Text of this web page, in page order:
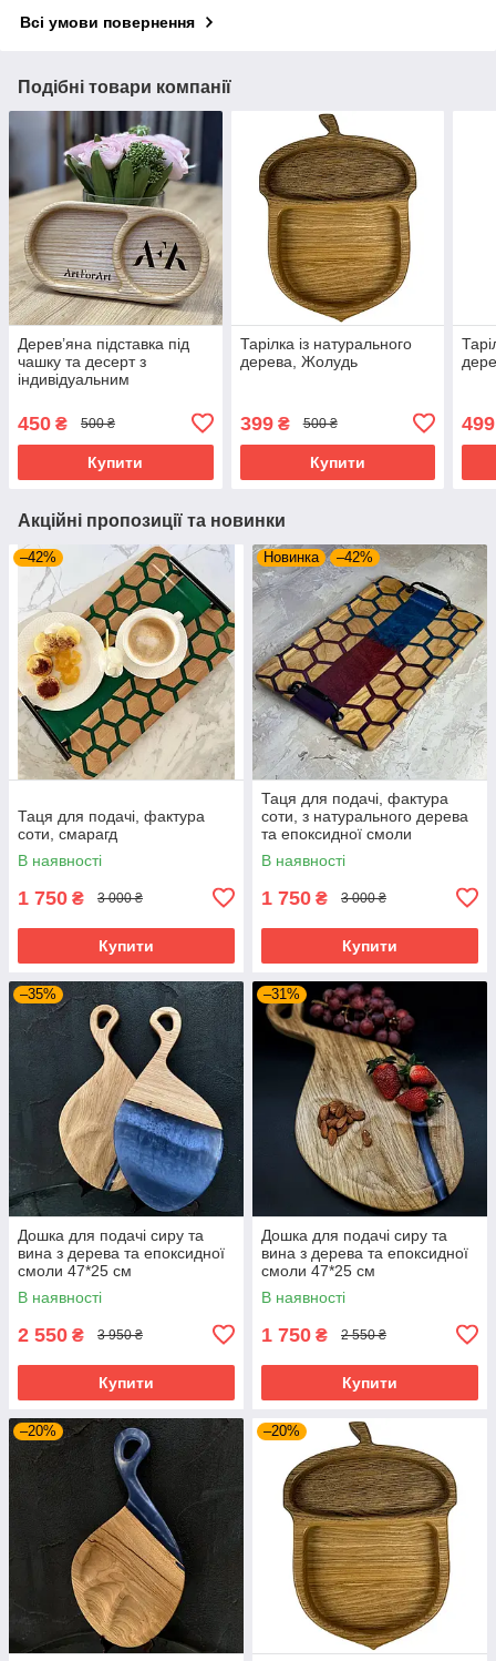
Всі умови повернення
Подібні товари компанії
Дерев’яна підставка під
чашку та десерт з
індивідуальним
450 ₴ 500 ₴
Купити
Тарілка із натурального
дерева, Жолудь
399₴ 500 ₴
Купити
499
Акційні пропозиції та новинки
–42%
Таця для подачі, фактура
соти, смарагд
В наявності
1 750 ₴ 3 000 ₴
Купити
Новинка –42%
Таця для подачі, фактура
соти, з натурального дерева
та епоксидної смоли
В наявності
1 750 ₴ 3 000 ₴
Купити
–35%
Дошка для подачі сиру та
вина з дерева та епоксидної
смоли 47*25 см
В наявності
2 550 ₴ 3 950 ₴
Купити
–31%
Дошка для подачі сиру та
вина з дерева та епоксидної
смоли 47*25 см
В наявності
1 750 ₴ 2 550 ₴
Купити
–20% –20%